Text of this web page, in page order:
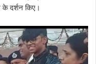
के दर्शन किए।